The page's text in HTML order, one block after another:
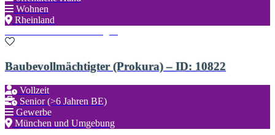
Wohnen
Rheinland
Baubevollmächtigter (Prokura) – ID: 10822
Vollzeit
Senior (>6 Jahren BE)
Gewerbe
München und Umgebung